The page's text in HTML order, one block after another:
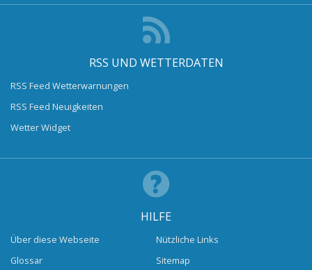
RSS UND WETTERDATEN
RSS Feed Wetterwarnungen
RSS Feed Neuigkeiten
Wetter Widget
HILFE
Über diese Webseite
Glossar
Nützliche Links
Sitemap